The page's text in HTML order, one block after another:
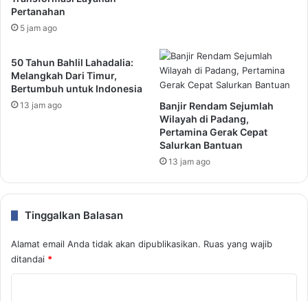
Pertanahan
5 jam ago
50 Tahun Bahlil Lahadalia:
Melangkah Dari Timur,
Bertumbuh untuk Indonesia
13 jam ago
Banjir Rendam Sejumlah
Wilayah di Padang,
Pertamina Gerak Cepat
Salurkan Bantuan
13 jam ago
Tinggalkan Balasan
Alamat email Anda tidak akan dipublikasikan. Ruas yang wajib
ditandai *